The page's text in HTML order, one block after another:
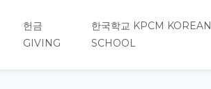
헌금
GIVING
한국학교 KPCM KOREAN
SCHOOL